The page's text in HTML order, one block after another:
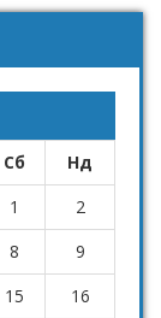
Сб
Нд
1
2
8
9
15
16